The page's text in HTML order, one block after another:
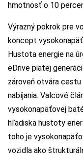
hmotnosť o 10
Výrazný pokrok pre
koncept
Hustota energie na
eDrive piatej
zároveň otvára
nabíjania. Valcové
vysokonapäťovej
hľadiska hustoty
toho je
vozidla ako